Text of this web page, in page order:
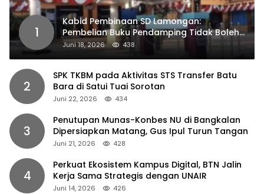
1
Kabid Pembinaan SD Lamongan:
Pembelian Buku Pendamping Tidak Boleh
Dipaksakan
Juni 18, 2026 438
2
SPK TKBM pada Aktivitas STS Transfer Batu
Bara di Satui Tuai Sorotan
Juni 22, 2026 434
3
Penutupan Munas-Konbes NU di Bangkalan
Dipersiapkan Matang, Gus Ipul Turun Tangan
Juni 21, 2026 428
4
Perkuat Ekosistem Kampus Digital, BTN Jalin
Kerja Sama Strategis dengan UNAIR
Juni 14, 2026 426